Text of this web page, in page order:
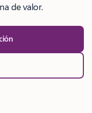
de valor.